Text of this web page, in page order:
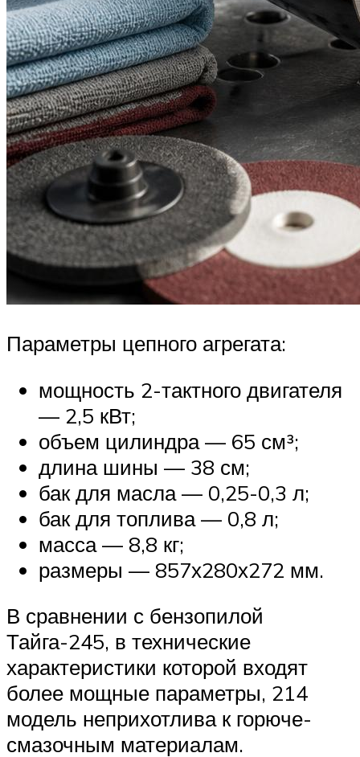
Параметры цепного агрегата:
мощность 2-тактного двигателя
— 2,5 кВт;
объем цилиндра — 65 см³;
длина шины — 38 см;
бак для масла — 0,25-0,3 л;
бак для топлива — 0,8 л;
масса — 8,8 кг;
размеры — 857х280х272 мм.
В сравнении с бензопилой
Тайга-245, в технические
характеристики которой входят
более мощные параметры, 214
модель неприхотлива к горюче-
смазочным материалам.